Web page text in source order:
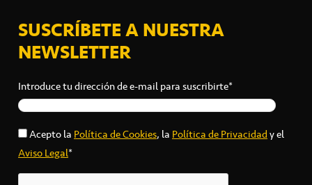
SUSCRÍBETE A NUESTRA
NEWSLETTER
Introduce tu dirección de e-mail para suscribirte*
Acepto laPolítica de Cookies, laPolítica de Privacidady el
Aviso Legal*